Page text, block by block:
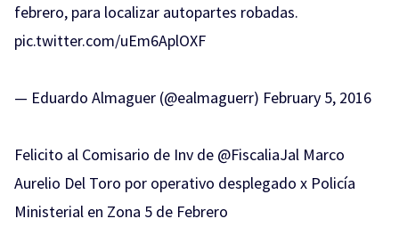
febrero, para localizar autopartes robadas.
pic.twitter.com/uEm6AplOXF
— Eduardo Almaguer (@ealmaguerr) February 5, 2016
Felicito al Comisario de Inv de @FiscaliaJal Marco
Aurelio Del Toro por operativo desplegado x Policía
Ministerial en Zona 5 de Febrero